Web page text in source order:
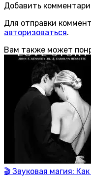
Добавить
Для отправки
авторизоваться.
Вам также может
🎬 Звуковая магия: